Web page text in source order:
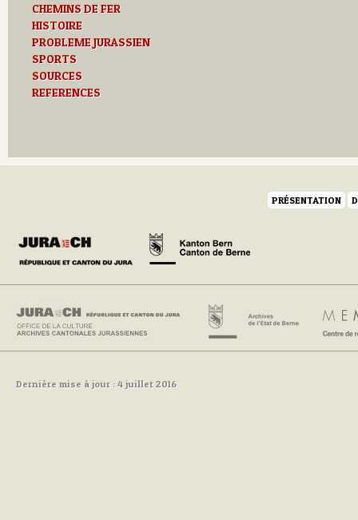
CHEMINS DE FER
HISTOIRE
PROBLEME JURASSIEN
SPORTS
SOURCES
REFERENCES
PRÉSENTATION
Dernière mise à jour : 4 juillet 2016